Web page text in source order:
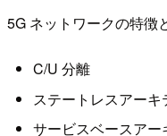
5G ネットワークの特徴
C/U 分離
ステートレスアーキ
サービスベースア